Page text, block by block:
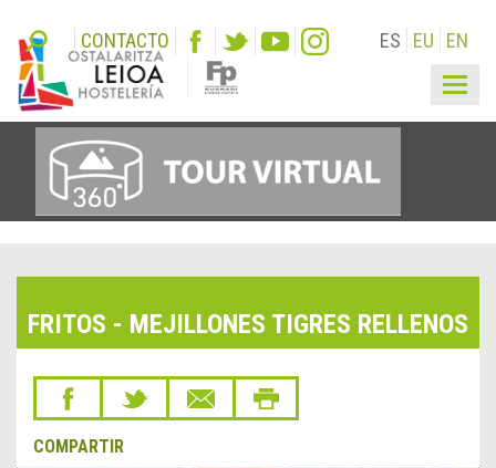
CONTACTO ES EU EN
FRITOS - MEJILLONES TIGRES RELLENOS
COMPARTIR